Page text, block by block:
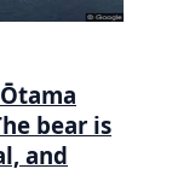
bear is
and